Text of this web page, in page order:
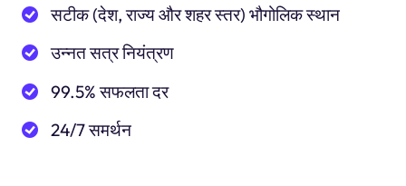
सटीक (देश, राज्य और शहर स्तर) भौगोलिक स्थान
उन्नत सत्र नियंत्रण
99.5% सफलता दर
24/7 समर्थन